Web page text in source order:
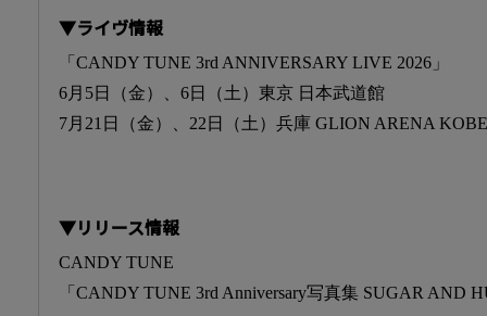
▼ライヴ情報
「CANDY TUNE 3rd ANNIVERSARY LIVE 2026」
6月5日（金）、6日（土）東京 日本武道館
7月21日（金）、22日（土）兵庫 GLION ARENA
▼リリース情報
CANDY TUNE
「CANDY TUNE 3rd Anniversary写真集 SUGAR AND